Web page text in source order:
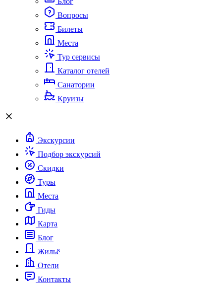
Вопросы
Билеты
Места
Тур сервисы
Каталог отелей
Санатории
Круизы
Экскурсии
Подбор экскурсий
Скидки
Туры
Места
Гиды
Карта
Блог
Жильё
Отели
Контакты